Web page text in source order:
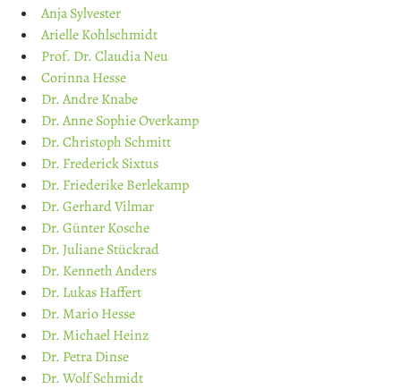
Anja Sylvester
Arielle Kohlschmidt
Prof. Dr. Claudia Neu
Corinna Hesse
Dr. Andre Knabe
Dr. Anne Sophie Overkamp
Dr. Christoph Schmitt
Dr. Frederick Sixtus
Dr. Friederike Berlekamp
Dr. Gerhard Vilmar
Dr. Günter Kosche
Dr. Juliane Stückrad
Dr. Kenneth Anders
Dr. Lukas Haffert
Dr. Mario Hesse
Dr. Michael Heinz
Dr. Petra Dinse
Dr. Wolf Schmidt